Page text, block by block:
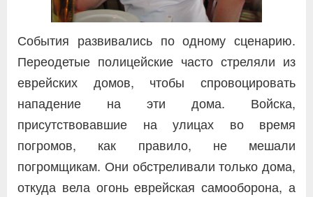
События развивались по одному сценарию.
Переодетые полицейские часто стреляли из
еврейских домов, чтобы спровоцировать
нападение на эти дома. Войска,
присутствовавшие на улицах во время
погромов, как правило, не мешали
погромщикам. Они обстреливали только дома,
откуда вела огонь еврейская самооборона, а